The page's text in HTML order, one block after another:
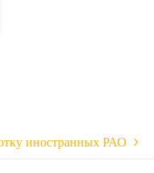
иностранных РАО